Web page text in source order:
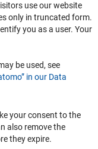
use our website
only in truncated form.
you as a user. Your
be used, see
in our Data
Link)
your consent to the
also remove the
they expire.